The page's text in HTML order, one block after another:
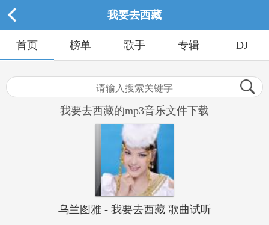
我要去西藏
首页 榜单 歌手 专辑 DJ
我要去西藏的mp3音乐文件下载
乌兰图雅 - 我要去西藏 歌曲试听